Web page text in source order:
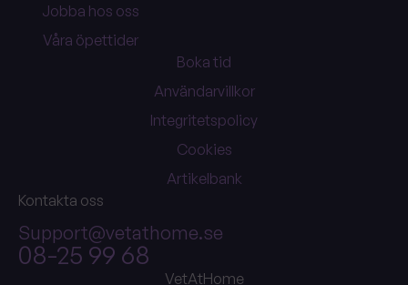
Jobba hos oss
Våra öpettider
Boka tid
Användarvillkor
Integritetspolicy
Cookies
Artikelbank
Kontakta oss
Support@vetathome.se
08-25 99 68
VetAtHome